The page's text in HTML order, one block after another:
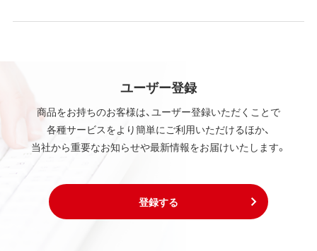
ユーザー登録
商品をお持ちのお客様は、ユーザー登録いただくことで
各種サービスをより簡単にご利用いただけるほか、
当社から重要なお知らせや最新情報をお届けいたします。
登録する